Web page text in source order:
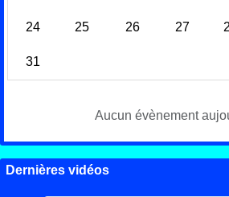
24 25 26 27
31
Aucun évènement
Dernières vidéos